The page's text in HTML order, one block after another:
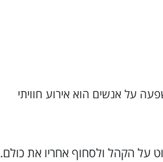
על אנשים הוא אירוע חוויתי
על הקהל ולסחוף אחריו את כולם.